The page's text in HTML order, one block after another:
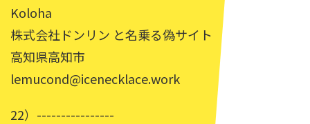
Koloha
株式会社ドンリン と名乗る偽サイト
高知県高知市
lemucond@icenecklace.work
22）----------------